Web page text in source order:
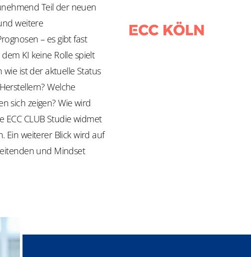
Teil der neuen
weitere
– es gibt fast
KI keine Rolle ​spielt
ist der aktuelle Status
​Welche
sich zeigen? Wie wird
ECC ​CLUB Studie widmet
Ein weiterer Blick wird auf
und Mindset